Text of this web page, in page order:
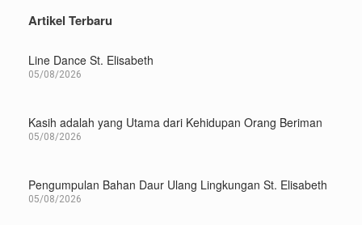
Artikel Terbaru
Line Dance St. Elisabeth
05/08/2026
Kasih adalah yang Utama dari Kehidupan Orang Beriman
05/08/2026
Pengumpulan Bahan Daur Ulang Lingkungan St. Elisabeth
05/08/2026